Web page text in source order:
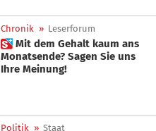
Chronik » Leserforum
 Mit dem Gehalt kaum ans
Monatsende? Sagen Sie uns
Ihre Meinung!
Politik » Staat